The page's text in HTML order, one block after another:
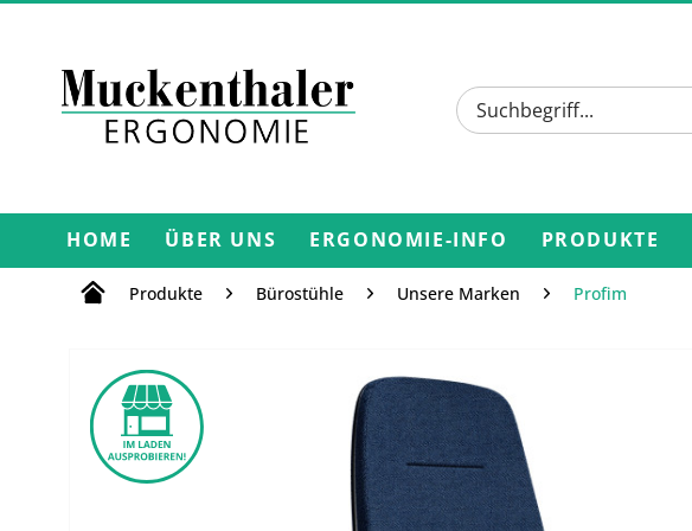
HOME ÜBER UNS ERGONOMIE-INFO PRODUKTE
Produkte Bürostühle Unsere Marken Profim